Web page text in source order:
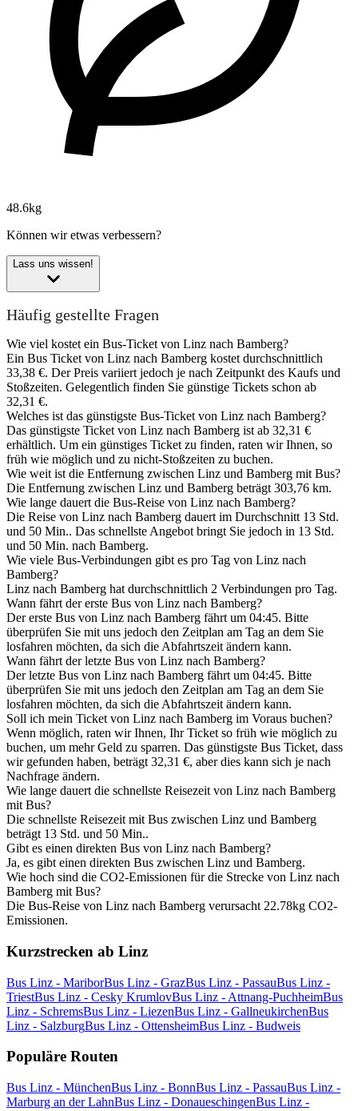
48.6kg
Können wir etwas verbessern?
Lass uns wissen!
Häufig gestellte Fragen
Wie viel kostet ein Bus-Ticket von Linz nach Bamberg?
Ein Bus Ticket von Linz nach Bamberg kostet durchschnittlich
33,38 €. Der Preis variiert jedoch je nach Zeitpunkt des Kaufs und
Stoßzeiten. Gelegentlich finden Sie günstige Tickets schon ab
32,31 €.
Welches ist das günstigste Bus-Ticket von Linz nach Bamberg?
Das günstigste Ticket von Linz nach Bamberg ist ab 32,31 €
erhältlich. Um ein günstiges Ticket zu finden, raten wir Ihnen, so
früh wie möglich und zu nicht-Stoßzeiten zu buchen.
Wie weit ist die Entfernung zwischen Linz und Bamberg mit Bus?
Die Entfernung zwischen Linz und Bamberg beträgt 303,76 km.
Wie lange dauert die Bus-Reise von Linz nach Bamberg?
Die Reise von Linz nach Bamberg dauert im Durchschnitt 13 Std.
und 50 Min.. Das schnellste Angebot bringt Sie jedoch in 13 Std.
und 50 Min. nach Bamberg.
Wie viele Bus-Verbindungen gibt es pro Tag von Linz nach
Bamberg?
Linz nach Bamberg hat durchschnittlich 2 Verbindungen pro Tag.
Wann fährt der erste Bus von Linz nach Bamberg?
Der erste Bus von Linz nach Bamberg fährt um 04:45. Bitte
überprüfen Sie mit uns jedoch den Zeitplan am Tag an dem Sie
losfahren möchten, da sich die Abfahrtszeit ändern kann.
Wann fährt der letzte Bus von Linz nach Bamberg?
Der letzte Bus von Linz nach Bamberg fährt um 04:45. Bitte
überprüfen Sie mit uns jedoch den Zeitplan am Tag an dem Sie
losfahren möchten, da sich die Abfahrtszeit ändern kann.
Soll ich mein Ticket von Linz nach Bamberg im Voraus buchen?
Wenn möglich, raten wir Ihnen, Ihr Ticket so früh wie möglich zu
buchen, um mehr Geld zu sparren. Das günstigste Bus Ticket, dass
wir gefunden haben, beträgt 32,31 €, aber dies kann sich je nach
Nachfrage ändern.
Wie lange dauert die schnellste Reisezeit von Linz nach Bamberg
mit Bus?
Die schnellste Reisezeit mit Bus zwischen Linz und Bamberg
beträgt 13 Std. und 50 Min..
Gibt es einen direkten Bus von Linz nach Bamberg?
Ja, es gibt einen direkten Bus zwischen Linz und Bamberg.
Wie hoch sind die CO2-Emissionen für die Strecke von Linz nach
Bamberg mit Bus?
Die Bus-Reise von Linz nach Bamberg verursacht 22.78kg CO2-
Emissionen.
Kurzstrecken ab Linz
Bus Linz - MariborBus Linz - GrazBus Linz - PassauBus Linz -
TriestBus Linz - Cesky KrumlovBus Linz - Attnang-PuchheimBus
Linz - SchremsBus Linz - LiezenBus Linz - GallneukirchenBus
Linz - SalzburgBus Linz - OttensheimBus Linz - Budweis
Populäre Routen
Bus Linz - MünchenBus Linz - BonnBus Linz - PassauBus Linz -
Marburg an der LahnBus Linz - DonaueschingenBus Linz -